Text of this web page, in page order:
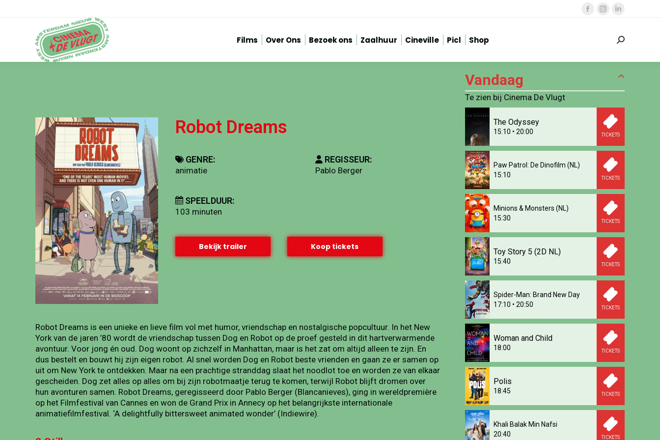
Facebook
Instagram
opens
window
Linkedin
opens
window
Films Over Ons Bezoek ons Zaalhuur Cineville Picl Shop Zoeken:
Robot Dreams
GENRE:
animatie
SPEELDUUR:
103 minuten
REGISSEUR:
Pablo Berger
Bekijk trailer Koop tickets
Robot Dreams is een unieke en lieve film vol met humor, vriendschap en nostalgische popcultuur. In het New
York van de jaren ’80 wordt de vriendschap tussen Dog en Robot op de proef gesteld in dit hartverwarmende
avontuur. Voor jong én oud. Dog woont op zichzelf in Manhattan, maar is het zat om altijd alleen te zijn. En
dus bestelt en bouwt hij zijn eigen robot. Al snel worden Dog en Robot beste vrienden en gaan ze er samen op
uit om New York te ontdekken. Maar na een prachtige stranddag slaat het noodlot toe en worden ze van elkaar
gescheiden. Dog zet alles op alles om bij zijn robotmaatje terug te komen, terwijl Robot blijft dromen over
hun avonturen samen. Robot Dreams, geregisseerd door Pablo Berger (Blancanieves), ging in wereldpremière
op het Filmfestival van Cannes en won de Grand Prix in Annecy op het belangrijkste internationale
animatiefilmfestival. ‘A delightfully bittersweet animated wonder’ (Indiewire).
Vandaag
Te zien bij Cinema De Vlugt
The Odyssey
15:10 • 20:00 TICKETS
Paw Patrol: De Dinofilm (NL)
15:10
TICKETS
Minions & Monsters (NL)
15:30
TICKETS
Toy Story 5 (2D NL)
15:40 TICKETS
Spider-Man: Brand New Day
17:10 • 20:50 TICKETS
Woman and Child
18:00 TICKETS
Polis
18:45 TICKETS
Khali Balak Min Nafsi
20:40
TICKETS